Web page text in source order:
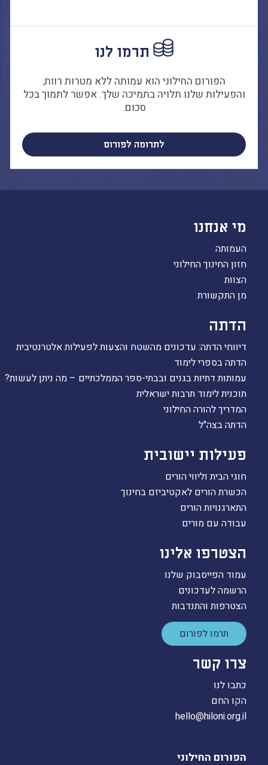
תרמו לנו
הפורום החילוני הוא עמותה ללא מטרות רווח,
והפעילות שלנו תלויה בתמיכה שלך. אפשר לתמוך בכל
סכום.
לתרומה לפורום
מי אנחנו
העמותה
חזון החינוך החילוני
הצוות
מן התקשורת
הדתה
דיווחי הדתה: עדכונים מהשטח והצעות לפעילות אלטרנטיבית
הדתה בספרי לימוד
עמותות דתיות בגנים ובבתי-ספר הממלכתיים – מה ניתן לעשות?
תוכנית לימוד תרבות ישראלית
המדריך להורה החילוני
הדתה בצה"ל
פעילות יישובית
חוגי הבית וליווי הורים
הכשרת הורים לאקטיביזם בחינוך
התארגנויות הורים
עבודה עם מורים
הצטרפו אלינו
עמוד הפייסבוק שלנו
הרשמה לעדכונים
הצטרפות והתנדבות
תרמו לפורום
צרו קשר
כתבו לנו
הקו החם
hello@hiloni.org.il
הפורום החילוני